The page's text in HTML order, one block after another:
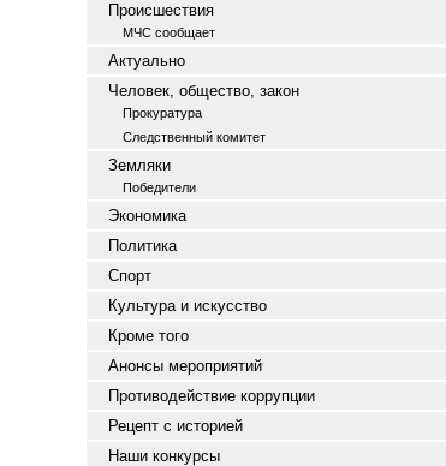
Происшествия
МЧС сообщает
Актуально
Человек, общество, закон
Прокуратура
Следственный комитет
Земляки
Победители
Экономика
Политика
Спорт
Культура и искусство
Кроме того
Анонсы мероприятий
Противодействие коррупции
Рецепт с историей
Наши конкурсы